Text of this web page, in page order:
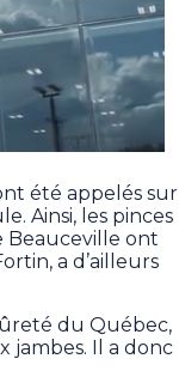
été appelés sur
Ainsi, les pinces
Beauceville ont
a d’ailleurs
du Québec,
jambes. Il a donc